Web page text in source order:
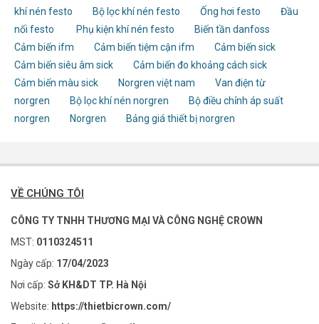
khí nén festo
Bộ lọc khí nén festo Ống hơi festo
Đầu
nối festo
Phụ kiện khí nén festo
Biến tần danfoss
Cảm biến ifm
Cảm biến tiệm cận ifm
Cảm biến sick
Cảm biến siêu âm sick
Cảm biến đo khoảng cách sick
Cảm biến màu sick
Norgren việt nam
Van điện từ
norgren
Bộ lọc khí nén norgren
Bộ điều chỉnh áp suất
norgren
Norgren Bảng giá thiết bị norgren
VỀ CHÚNG TÔI
CÔNG TY TNHH THƯƠNG MẠI VÀ CÔNG NGHỆ CROWN
MST: 0110324511
Ngày cấp: 17/04/2023
Nơi cấp: Sở KH&DT TP. Hà Nội
Website: https://thietbicrown.com/